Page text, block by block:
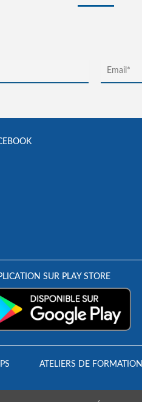
SUR PLAY STORE
ATELIERS DE FORMATION